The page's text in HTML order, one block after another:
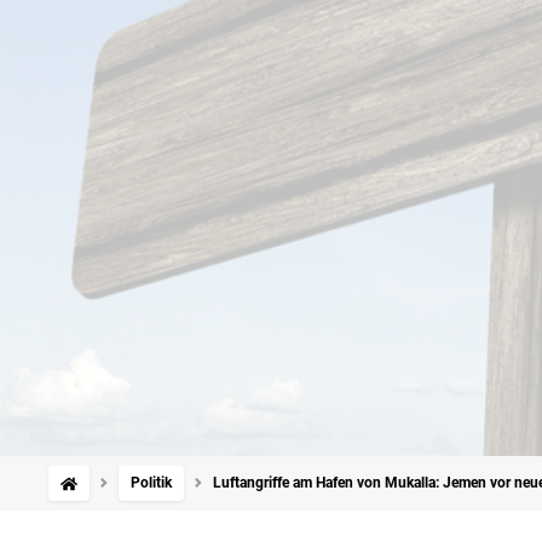
Politik Luftangriffe am Hafen von Mukalla: Jemen vor